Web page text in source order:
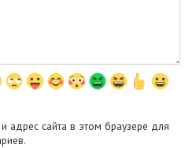
адрес сайта в этом браузере для